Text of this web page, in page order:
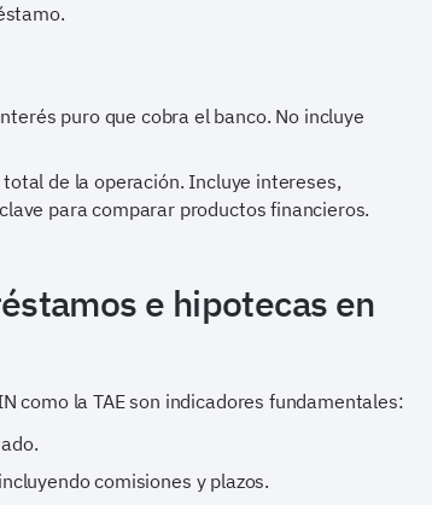
puro que cobra el banco. No incluye
de la operación. Incluye intereses,
para comparar productos financieros.
e hipotecas en
como la TAE son indicadores fundamentales:
comisiones y plazos.